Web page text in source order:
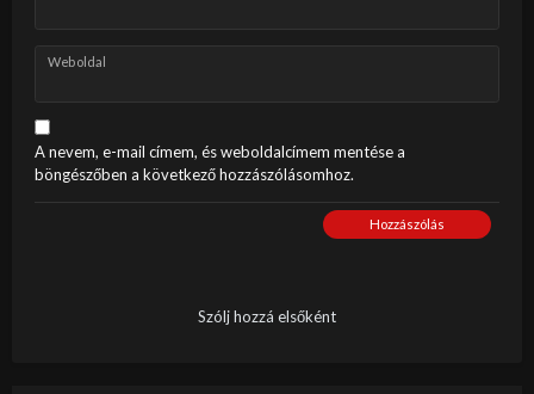
Weboldal
A nevem, e-mail címem, és weboldalcímem mentése a
böngészőben a következő hozzászólásomhoz.
Hozzászólás
Szólj hozzá elsőként